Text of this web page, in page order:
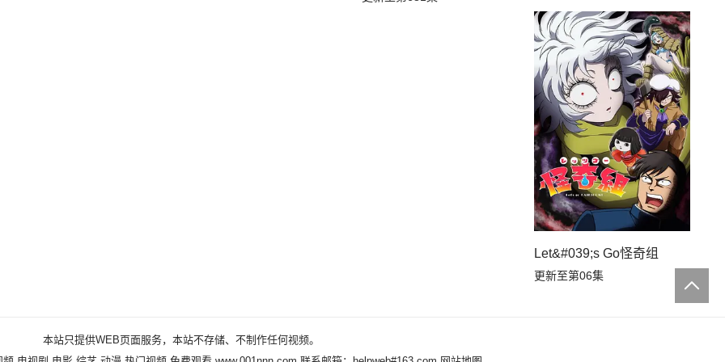
Let&#039;s Go怪奇组
更新至第06集
本站只提供WEB页面服务，本站不存储、不制作任何视频。